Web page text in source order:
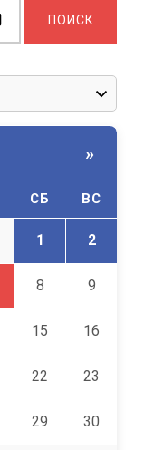
»
СБ ВС
1 2
8 9
15 16
22 23
29 30